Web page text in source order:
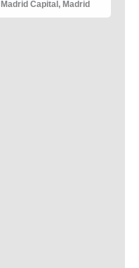
Madrid Capital, Madrid